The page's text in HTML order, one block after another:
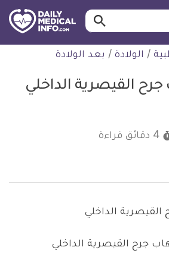
طبية
ابحث…
/ الولادة / بعد الولادة
القيصرية الداخلي
4 دقائق قراءة
ميديكال انفو
جرح القيصرية الداخلي